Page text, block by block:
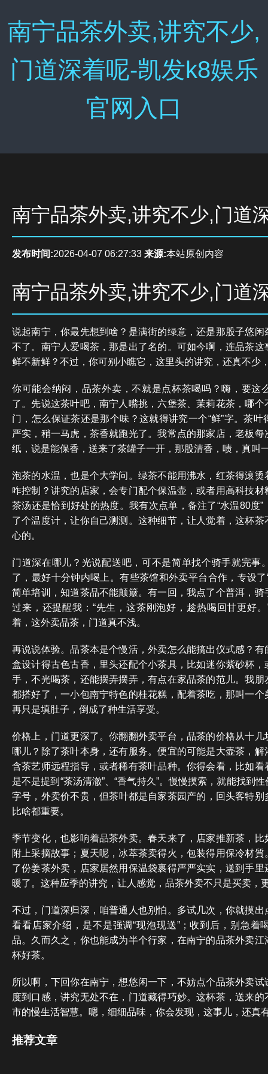
南宁品茶外卖,讲究不少,
门道深着呢-凯发k8娱乐
官网入口
南宁品茶外卖,讲究不少,门道
发布时间:2026-04-07 06:27:33 来源:本站原创内容
南宁品茶外卖,讲究不少,门道
说起南宁，你最先想到啥？是满街的绿意，还是那股子悠
不了。南宁人爱喝茶，那是出了名的。可如今啊，连品茶
鲜不新鲜？不过，你可别小瞧它，这里头的讲究，还真不少
你可能会纳闷，品茶外卖，不就是点杯茶喝吗？嗨，要这
了。先说这茶叶吧，南宁人嘴挑，六堡茶、茉莉花茶，哪
门，怎么保证茶还是那个味？这就得讲究一个“鲜”字。茶
严实，稍一马虎，茶香就跑光了。我常点的那家店，老板
纸，说是能保香，送来了茶罐子一开，那股清香，啧，真叫
泡茶的水温，也是个大学问。绿茶不能用沸水，红茶得滚
咋控制？讲究的店家，会专门配个保温壶，或者用高科技
茶汤还是恰到好处的热度。我有次点单，备注了“水温80度
了个温度计，让你自己测测。这种细节，让人觉着，这杯
心的。
门道深在哪儿？光说配送吧，可不是简单找个骑手就完事
了，最好十分钟内喝上。有些茶馆和外卖平台合作，专设了
简单培训，知道茶品不能颠簸。有一回，我点了个普洱，
过来，还提醒我：“先生，这茶刚泡好，趁热喝回甘更好
着，这外卖品茶，门道真不浅。
再说说体验。品茶本是个慢活，外卖怎么能搞出仪式感？
盒设计得古色古香，里头还配个小茶具，比如迷你紫砂杯
手，不光喝茶，还能摆弄摆弄，有点在家品茶的范儿。我
都搭好了，一小包南宁特色的桂花糕，配着茶吃，那叫一
再只是填肚子，倒成了种生活享受。
价格上，门道更深了。你翻翻外卖平台，品茶的价格从十
哪儿？除了茶叶本身，还有服务。便宜的可能是大壶茶，
含茶艺师远程指导，或者稀有茶叶品种。你得会看，比如
是不是提到“茶汤清澈”、“香气持久”。慢慢摸索，就能找到
字号，外卖价不贵，但茶叶都是自家茶园产的，回头客特
比啥都重要。
季节变化，也影响着品茶外卖。春天来了，店家推新茶，
附上采摘故事；夏天呢，冰萃茶卖得火，包装得用保冷材
了份姜茶外卖，店家居然用保温袋裹得严严实实，送到手
暖了。这种应季的讲究，让人感觉，品茶外卖不只是买卖，
不过，门道深归深，咱普通人也别怕。多试几次，你就摸
看看店家介绍，是不是强调“现泡现送”；收到后，别急着
品。久而久之，你也能成为半个行家，在南宁的品茶外卖
杯好茶。
所以啊，下回你在南宁，想悠闲一下，不妨点个品茶外卖
度到口感，讲究无处不在，门道藏得巧妙。这杯茶，送来
市的慢生活智慧。嗯，细细品味，你会发现，这事儿，还真
推荐文章